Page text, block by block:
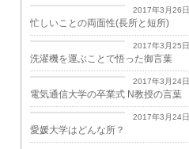
2017年3月26日
忙しいことの両面性(長所と短所)
日々思うこと
2017年3月25日
洗濯機を運ぶことで悟った御言葉
学生生活
2017年3月24日
電気通信大学の卒業式 N教授の言葉
学生生活
2017年3月24日
愛媛大学はどんな所？